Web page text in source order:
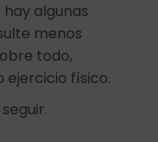
algunas
menos
todo,
físico.